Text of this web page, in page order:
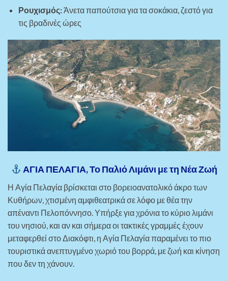
Ρουχισμός:Άνετα παπούτσια για τα σοκάκια, ζεστό για
τις βραδινές ώρες
ΑΓΙΑ ΠΕΛΑΓΙΑ,ΤοΠαλιόΛιμάνι μετη ΝέαΖωή
Η Αγία Πελαγία βρίσκεται στο βορειοανατολικό άκρο των
Κυθήρων, χτισμένη αμφιθεατρικά σε λόφο με θέα την
απέναντι Πελοπόννησο. Υπήρξε για χρόνια το κύριο λιμάνι
του νησιού, και αν και σήμερα οι τακτικές γραμμές έχουν
μεταφερθεί στο Διακόφτι, η Αγία Πελαγία παραμένει το πιο
τουριστικά ανεπτυγμένο χωριό του βορρά, με ζωή και κίνηση
που δεν τη χάνουν.